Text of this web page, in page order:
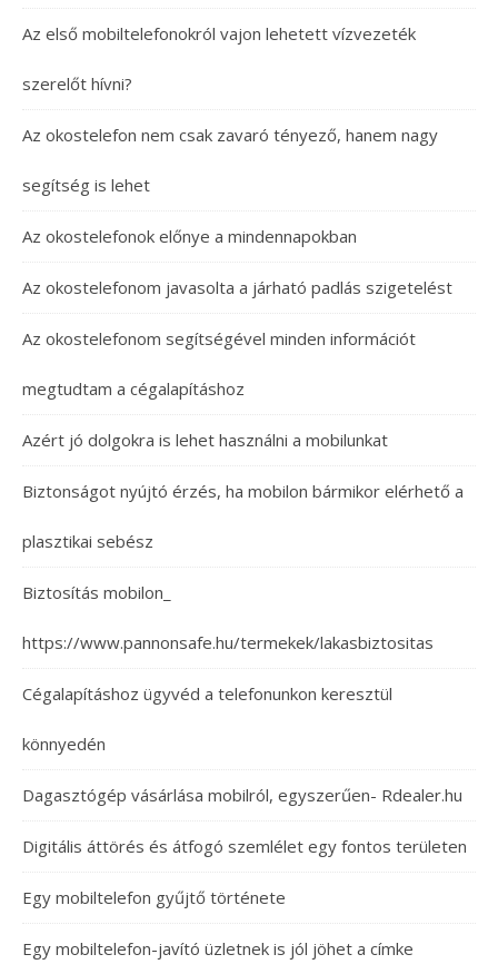
Az első mobiltelefonokról vajon lehetett vízvezeték
szerelőt hívni?
Az okostelefon nem csak zavaró tényező, hanem nagy
segítség is lehet
Az okostelefonok előnye a mindennapokban
Az okostelefonom javasolta a járható padlás szigetelést
Az okostelefonom segítségével minden információt
megtudtam a cégalapításhoz
Azért jó dolgokra is lehet használni a mobilunkat
Biztonságot nyújtó érzés, ha mobilon bármikor elérhető a
plasztikai sebész
Biztosítás mobilon_
https://www.pannonsafe.hu/termekek/lakasbiztositas
Cégalapításhoz ügyvéd a telefonunkon keresztül
könnyedén
Dagasztógép vásárlása mobilról, egyszerűen- Rdealer.hu
Digitális áttörés és átfogó szemlélet egy fontos területen
Egy mobiltelefon gyűjtő története
Egy mobiltelefon-javító üzletnek is jól jöhet a címke